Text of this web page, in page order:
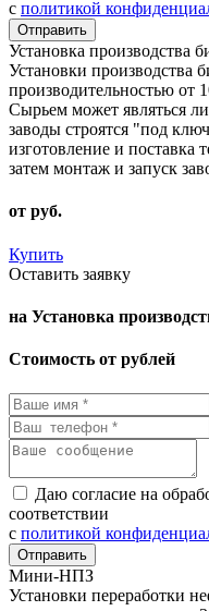
с политикой
Установка производства
Установки производства
производительностью от
Сырьем может являться
заводы строятся "под
изготовление и поставка
затем монтаж и запуск
от руб.
Купить
Оставить заявку
на Установка
Стоимость от рублей
Даю согласие на
соответствии
с политикой
Мини-НПЗ
Установки переработки